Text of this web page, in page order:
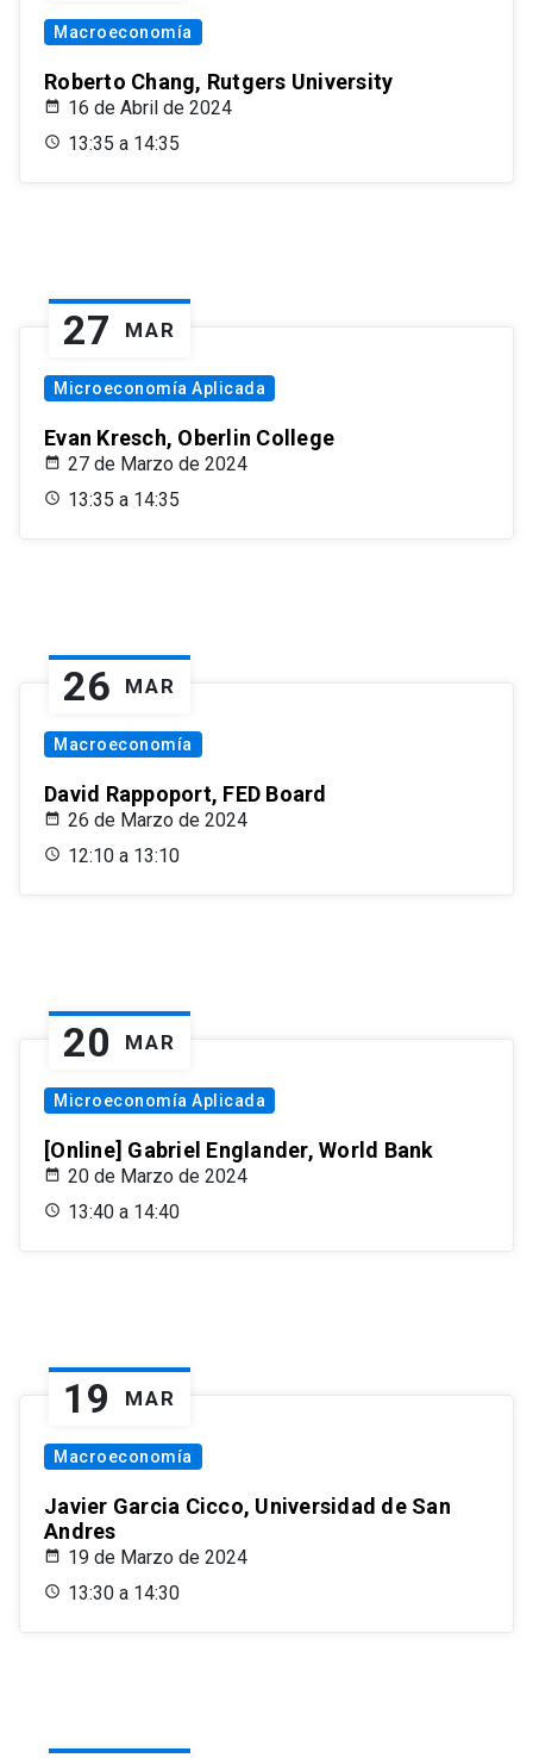
Macroeconomía
Roberto Chang, Rutgers University
16 de Abril de 2024
13:35 a 14:35
27 MAR
Microeconomía Aplicada
Evan Kresch, Oberlin College
27 de Marzo de 2024
13:35 a 14:35
26 MAR
Macroeconomía
David Rappoport, FED Board
26 de Marzo de 2024
12:10 a 13:10
20 MAR
Microeconomía Aplicada
[Online] Gabriel Englander, World Bank
20 de Marzo de 2024
13:40 a 14:40
19 MAR
Macroeconomía
Javier Garcia Cicco, Universidad de San
Andres
19 de Marzo de 2024
13:30 a 14:30